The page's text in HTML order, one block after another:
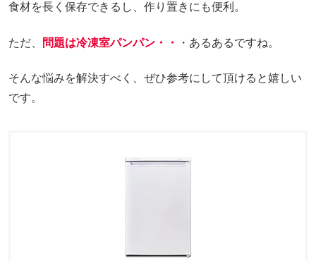
食材を長く保存できるし、作り置きにも便利。
ただ、 問題は冷凍室パンパン・・ ・あるあるですね。
そんな悩みを解決すべく、ぜひ参考にして頂けると嬉しい
です。